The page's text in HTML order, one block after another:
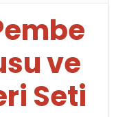
ve
Seti